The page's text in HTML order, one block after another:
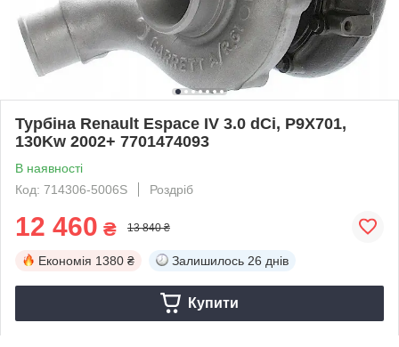
Турбіна Renault Espace IV 3.0 dCi, P9X701,
130Kw 2002+ 7701474093
В наявності
Код: 714306-5006S
Роздріб
12 460 ₴ 13 840 ₴
Економія 1380 ₴ Залишилось 26 днів
Купити